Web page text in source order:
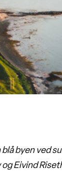
byen ved
Eivind